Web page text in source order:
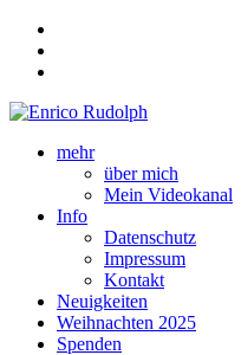
mehr
über mich
Mein Videokanal
Info
Datenschutz
Impressum
Kontakt
Neuigkeiten
Weihnachten 2025
Spenden